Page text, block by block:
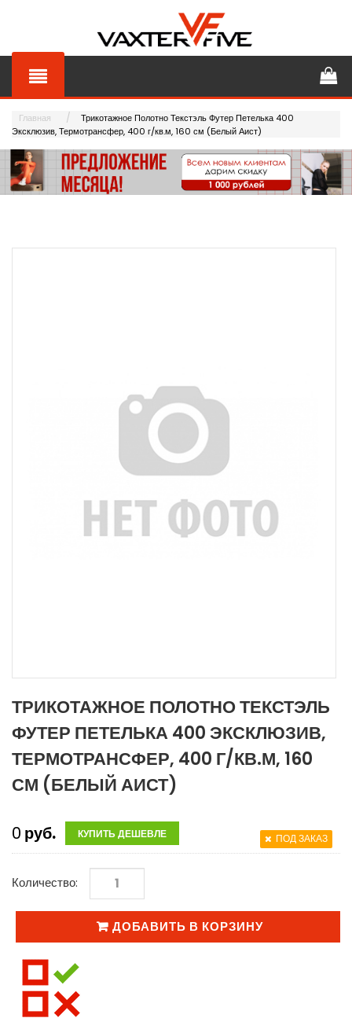
Главная
Трикотажное Полотно Текстэль Футер Петелька 400
Эксклюзив, Термотрансфер, 400 г/кв.м, 160 см (Белый Аист)
ТРИКОТАЖНОЕ ПОЛОТНО ТЕКСТЭЛЬ
ФУТЕР ПЕТЕЛЬКА 400 ЭКСКЛЮЗИВ,
ТЕРМОТРАНСФЕР, 400 Г/КВ.М, 160
СМ (БЕЛЫЙ АИСТ)
0 руб. КУПИТЬ ДЕШЕВЛЕ ПОД ЗАКАЗ
Количество:
ДОБАВИТЬ В КОРЗИНУ